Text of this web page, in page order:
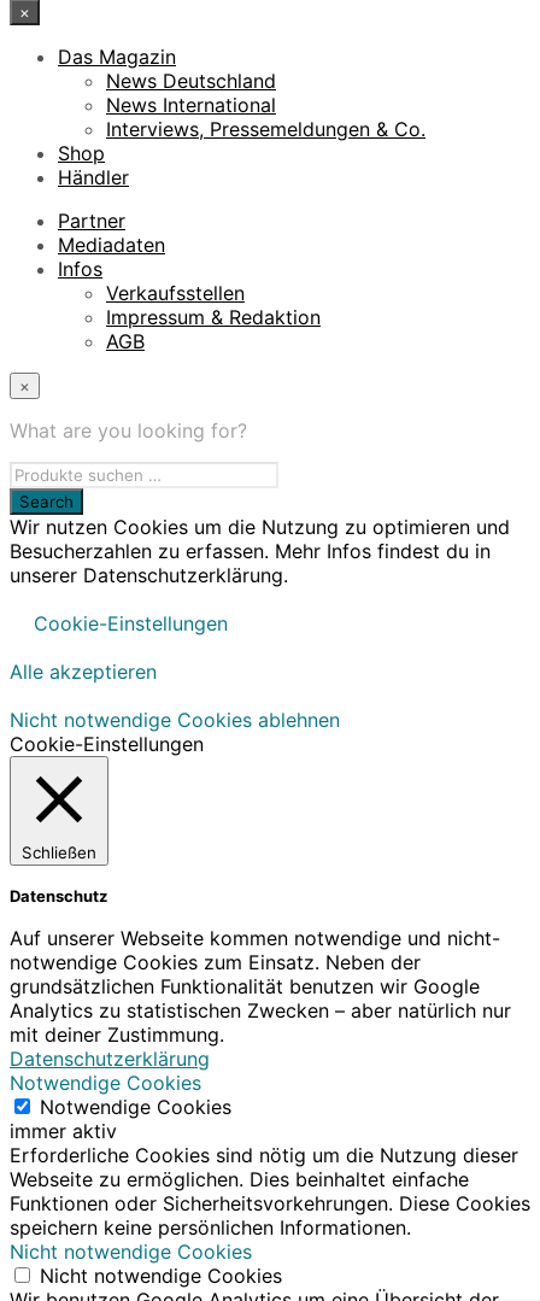
×
Das Magazin
News Deutschland
News International
Interviews, Pressemeldungen & Co.
Shop
Händler
Partner
Mediadaten
Infos
Verkaufsstellen
Impressum & Redaktion
AGB
×
What are you looking for?
Wir nutzen Cookies um die Nutzung zu optimieren und
Besucherzahlen zu erfassen. Mehr Infos findest du in
unserer Datenschutzerklärung.
Cookie-Einstellungen
Alle akzeptieren
Nicht notwendige Cookies ablehnen
Cookie-Einstellungen
Schließen
Datenschutz
Auf unserer Webseite kommen notwendige und nicht-
notwendige Cookies zum Einsatz. Neben der
grundsätzlichen Funktionalität benutzen wir Google
Analytics zu statistischen Zwecken – aber natürlich nur
mit deiner Zustimmung.
Datenschutzerklärung
Notwendige Cookies
Notwendige Cookies
immer aktiv
Erforderliche Cookies sind nötig um die Nutzung dieser
Webseite zu ermöglichen. Dies beinhaltet einfache
Funktionen oder Sicherheitsvorkehrungen. Diese Cookies
speichern keine persönlichen Informationen.
Nicht notwendige Cookies
Nicht notwendige Cookies